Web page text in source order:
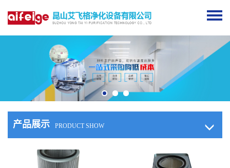
产品展示 PRODUCT SHOW